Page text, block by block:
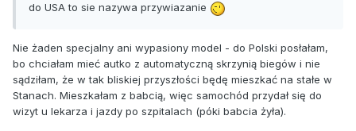
do USA to sie nazywa przywiazanie
Nie żaden specjalny ani wypasiony model - do Polski posłałam,
bo chciałam mieć autko z automatyczną skrzynią biegów i nie
sądziłam, że w tak bliskiej przyszłości będę mieszkać na stałe w
Stanach. Mieszkałam z babcią, więc samochód przydał się do
wizyt u lekarza i jazdy po szpitalach (póki babcia żyła).